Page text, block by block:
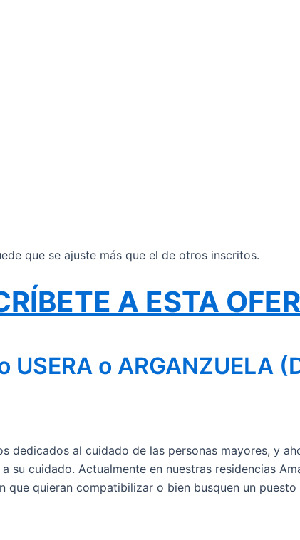
que se ajuste más que el de otros inscritos.
A ESTA
o ARGANZUELA
dedicados al cuidado de las personas mayores, y
su cuidado. Actualmente en nuestras residencias
que quieran compatibilizar o bien busquen un